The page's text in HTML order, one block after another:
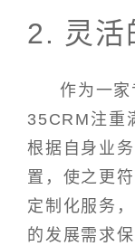
2. 灵活
作为一家
35CRM注重
根据自身业
置，使之更
定制化服务
的发展需求保